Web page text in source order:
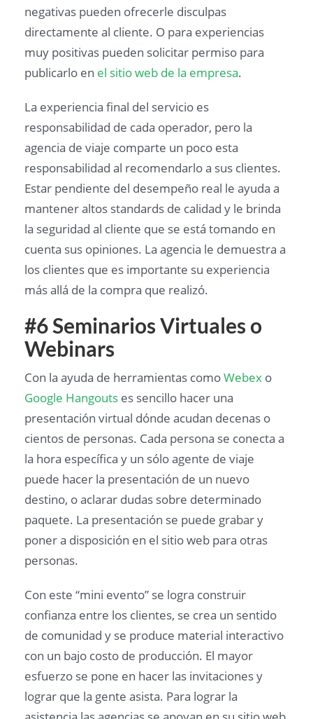
negativas pueden ofrecerle disculpas
directamente al cliente. O para experiencias
muy positivas pueden solicitar permiso para
publicarlo en el sitio web de la empresa.
La experiencia final del servicio es
responsabilidad de cada operador, pero la
agencia de viaje comparte un poco esta
responsabilidad al recomendarlo a sus clientes.
Estar pendiente del desempeño real le ayuda a
mantener altos standards de calidad y le brinda
la seguridad al cliente que se está tomando en
cuenta sus opiniones. La agencia le demuestra a
los clientes que es importante su experiencia
más allá de la compra que realizó.
#6 Seminarios Virtuales o
Webinars
Con la ayuda de herramientas comoWebex o
Google Hangouts es sencillo hacer una
presentación virtual dónde acudan decenas o
cientos de personas. Cada persona se conecta a
la hora específica y un sólo agente de viaje
puede hacer la presentación de un nuevo
destino, o aclarar dudas sobre determinado
paquete. La presentación se puede grabar y
poner a disposición en el sitio web para otras
personas.
Con este “mini evento” se logra construir
confianza entre los clientes, se crea un sentido
de comunidad y se produce material interactivo
con un bajo costo de producción. El mayor
esfuerzo se pone en hacer las invitaciones y
lograr que la gente asista. Para lograr la